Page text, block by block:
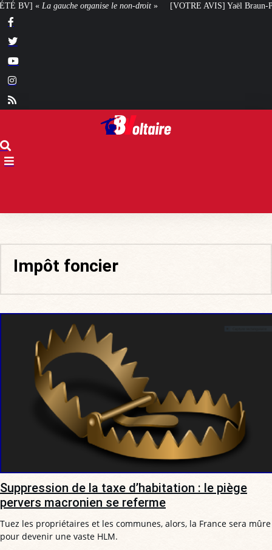
le non-droit» [VOTRE AVIS] Yaël Braun-Pivet doit-elle renoncer à
Impôt foncier
Suppression de la taxe d’habitation : le piège
pervers macronien se referme
Tuez les propriétaires et les communes, alors, la France sera mûre
pour devenir une vaste HLM.